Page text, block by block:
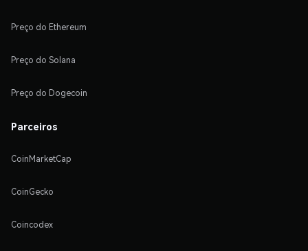
Preço do Ethereum
Preço do Solana
Preço do Dogecoin
Parceiros
CoinMarketCap
CoinGecko
Coincodex